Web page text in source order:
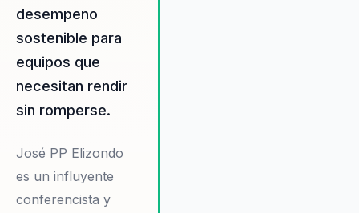
desempeno
sostenible para
equipos que
necesitan rendir
sin romperse.
José PP Elizondo
es un influyente
conferencista y